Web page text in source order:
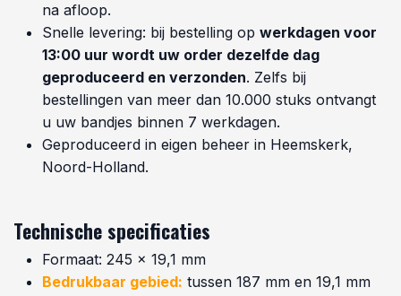
na afloop.
Snelle levering: bij bestelling op werkdagen voor
13:00 uur wordt uw order dezelfde dag
geproduceerd en verzonden. Zelfs bij
bestellingen van meer dan 10.000 stuks ontvangt
u uw bandjes binnen 7 werkdagen.
Geproduceerd in eigen beheer in Heemskerk,
Noord-Holland.
Technische specificaties
Formaat: 245 x 19,1 mm
Bedrukbaar gebied: tussen 187 mm en 19,1 mm